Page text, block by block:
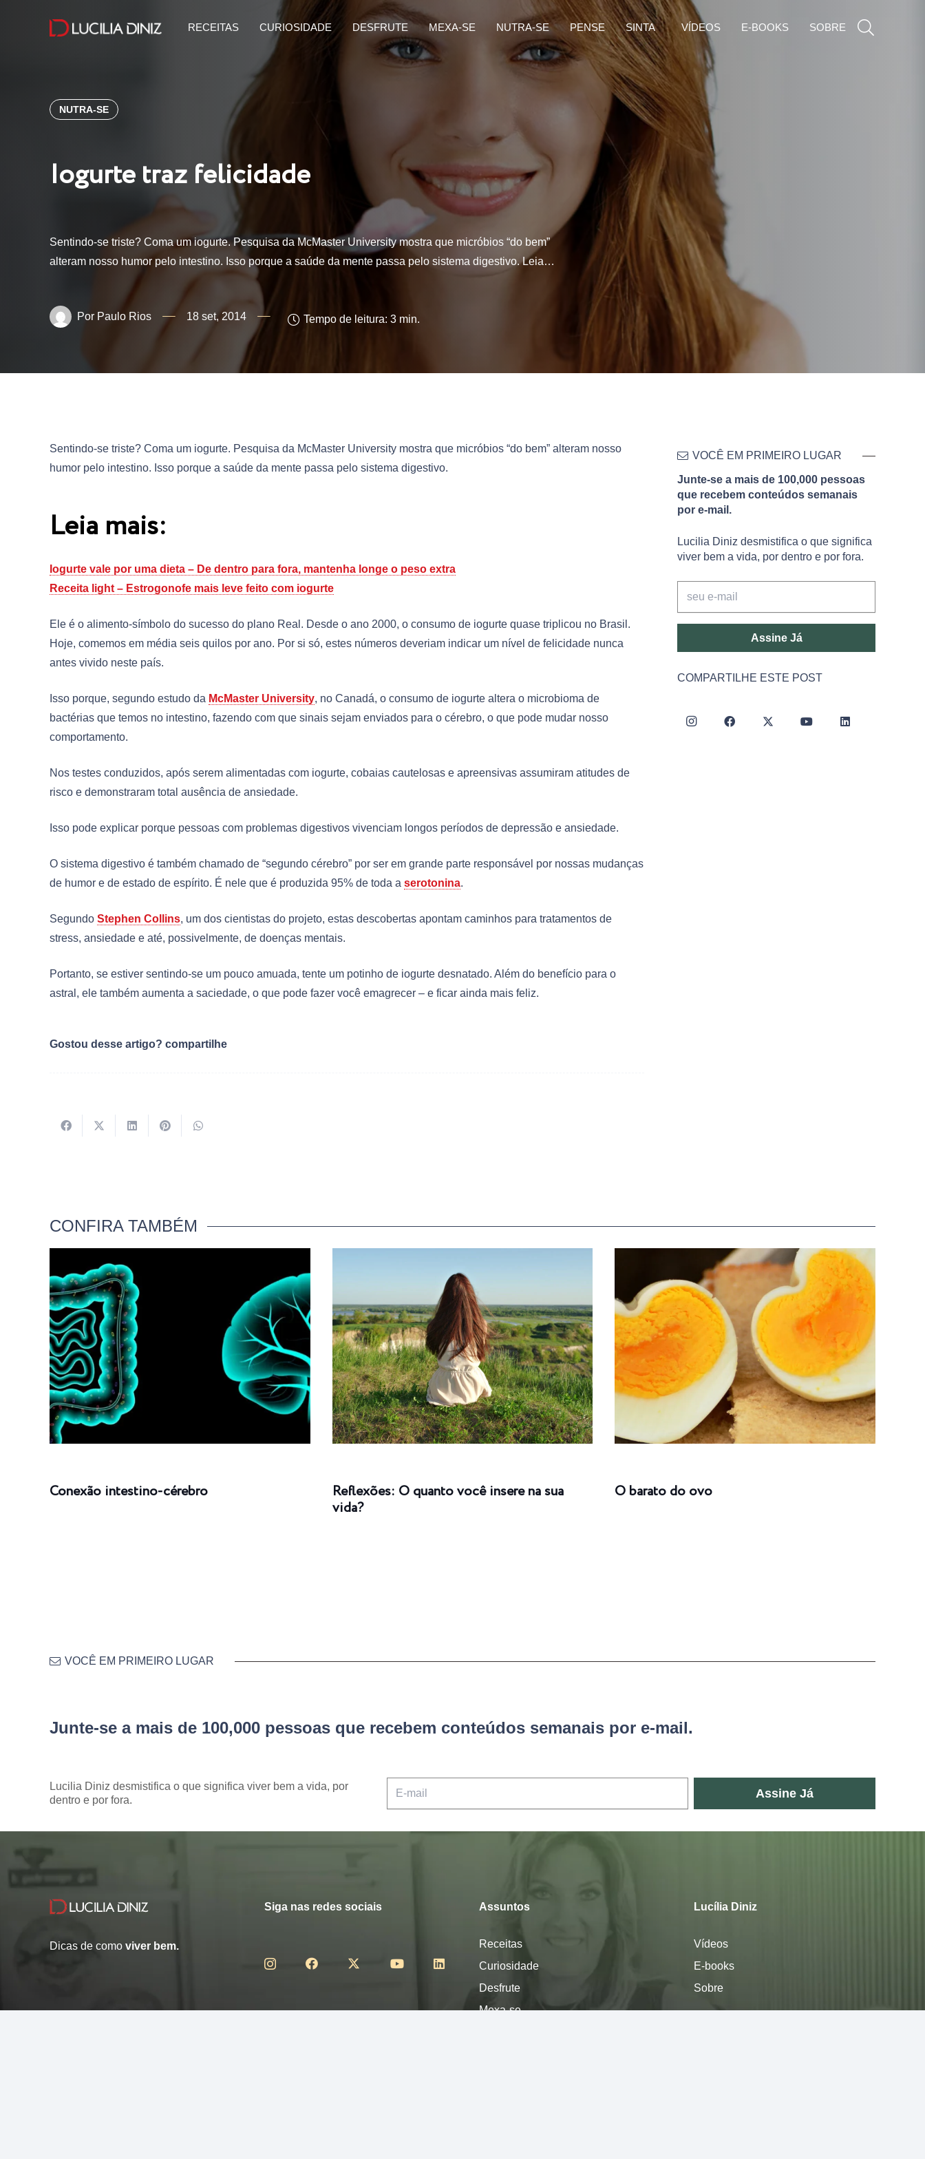
RECEITAS CURIOSIDADE DESFRUTE MEXA-SE NUTRA-SE PENSE SINTA VÍDEOS E-BOOKS SOBRE
NUTRA-SE
Iogurte traz felicidade
Sentindo-se triste? Coma um iogurte. Pesquisa da McMaster University mostra que micróbios “do bem”
alteram nosso humor pelo intestino. Isso porque a saúde da mente passa pelo sistema digestivo. Leia…
Paulo Rios 18 set, 2014 Tempo de leitura: 3 min.
Sentindo-se triste? Coma um iogurte. Pesquisa da McMaster University mostra que micróbios “do bem” alteram nosso
humor pelo intestino. Isso porque a saúde da mente passa pelo sistema digestivo.
Leia mais:
Iogurte vale por uma dieta – De dentro para fora, mantenha longe o peso extra
Receita light – Estrogonofe mais leve feito com iogurte
Ele é o alimento-símbolo do sucesso do plano Real. Desde o ano 2000, o consumo de iogurte quase triplicou no Brasil.
Hoje, comemos em média seis quilos por ano. Por si só, estes números deveriam indicar um nível de felicidade nunca
antes vivido neste país.
Isso porque, segundo estudo da McMaster University, no Canadá, o consumo de iogurte altera o microbioma de
bactérias que temos no intestino, fazendo com que sinais sejam enviados para o cérebro, o que pode mudar nosso
comportamento.
Nos testes conduzidos, após serem alimentadas com iogurte, cobaias cautelosas e apreensivas assumiram atitudes de
risco e demonstraram total ausência de ansiedade.
Isso pode explicar porque pessoas com problemas digestivos vivenciam longos períodos de depressão e ansiedade.
O sistema digestivo é também chamado de “segundo cérebro” por ser em grande parte responsável por nossas mudanças
de humor e de estado de espírito. É nele que é produzida 95% de toda a serotonina.
Segundo Stephen Collins, um dos cientistas do projeto, estas descobertas apontam caminhos para tratamentos de
stress, ansiedade e até, possivelmente, de doenças mentais.
Portanto, se estiver sentindo-se um pouco amuada, tente um potinho de iogurte desnatado. Além do benefício para o
astral, ele também aumenta a saciedade, o que pode fazer você emagrecer – e ficar ainda mais feliz.
Gostou desse artigo? compartilhe
VOCÊ EM PRIMEIRO LUGAR
Junte-se a mais de 100,000 pessoas
que recebem conteúdos semanais
por e-mail.
Lucilia Diniz desmistifica o que significa
viver bem a vida, por dentro e por fora.
Assine Já
COMPARTILHE ESTE POST
CONFIRA TAMBÉM
Conexão intestino-cérebro
Reflexões: O quanto você insere na sua
vida?
O barato do ovo
VOCÊ EM PRIMEIRO LUGAR
Junte-se a mais de 100,000 pessoas que recebem conteúdos semanais por e-mail.
Lucilia Diniz desmistifica o que significa viver bem a vida, por
dentro e por fora.
Assine Já
Dicas de como viver bem.
Siga nas redes sociais Assuntos
Receitas
Curiosidade
Desfrute
Mexa-se
Lucília Diniz
Vídeos
E-books
Sobre